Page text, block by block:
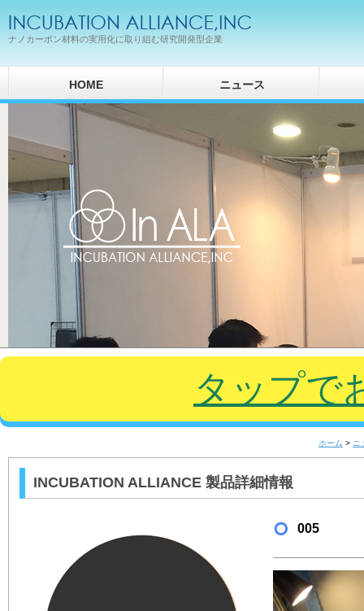
ナノカーボン材料の実用化に取り組む研究開発型企業
HOME ニュース
タップで
ホーム > ニ
INCUBATION ALLIANCE 製品詳細情報
005